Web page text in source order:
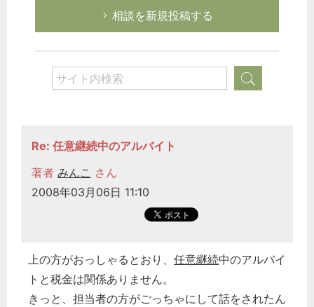
相談を新規投稿する
Re: 任意継続中のアルバイト
著者 みんこ さん
2008年03月06日 11:10
上の方がおっしゃるとおり、 任意継続中のアルバイ
トと税金は関係ありません。
きっと、担当者の方がごっちゃにして話をされたん